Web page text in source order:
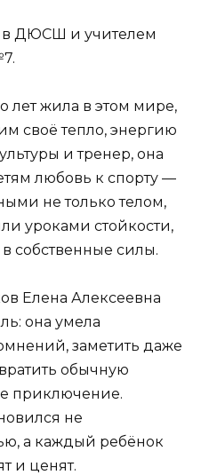
в ДЮСШ и учителем
лет жила в этом мире,
своё тепло, энергию
и тренер, она
любовь к спорту —
не только телом,
уроками стойкости,
собственные силы.
Елена Алексеевна
она умела
заметить даже
обычную
приключение.
не
а каждый ребёнок
и ценят.